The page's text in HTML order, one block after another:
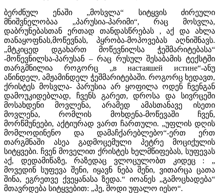
ბერძნულ ენაში „მოსვლა“ სიტყვის ძირეული
მნიშვნელობაა „პარუსია-პარიმი“, რაც მოსვლა,
დაბრუნებასთან ერთად თანდასწრებას , აქ და ახლა
თანაყოფნას,მოწევნას, პყრობა-მოპოვებას აღნიშნავს.
„მტკიცედ დგახართ მოწევნილსა ჭეშმარიტებასა“
-მოწევნილსა-პარუსან – რაც რუსულ შესაბამის ტექსტში
თარგმნილია როგორც „в настаяшей истине“-ანუ
აწინდელ, ამჟამინდელ ჭეშმარიტებაში. როგორც ხედავთ,
ქრისტეს მოსვლა- პარუსია არ ყოფილა ოდენ ჩვენგან
დამოუკიდებლად, ჩვენს გარეთ, დროსა და სივრცეში
მოსახდენი მოვლენა, არამედ ამასთანავე ისეთი
მოვლენა, რომლის მოხდენა-მოწევაში ჩვენ,
მორწმუნეები, აქტიურად ვართ ჩართული. „უფლის დღის
მომლოდინენო და დამაჩქარებლებო“-ერთ ერთ
თარგმნაში ასეა გადმოცემული პეტრე მოციქულის
სიტყვები. ჩვენ მოველით ქრისტეს ხელმწიფებას, სუფევას
აქ, დედამიწაზე, რაზედაც ვლოცულობთ კიდეც : „
მოვედინ სუფევა შენი, იყავნ ნება შენი, ვითარცა ცათა
შინა, ეგრეთვე ქვეყანასა ზედა.“ იოანეს „გამოცხადება“
მთავრდება სიტყვებით: „ჰე, მოდი უფალო იესო“.